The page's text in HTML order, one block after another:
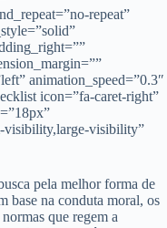
repeat”
animation_speed=”0.3″
icon=”fa-caret-right”
visibility,large-visibility”
pela melhor forma de
base na conduta moral, os
que regem a